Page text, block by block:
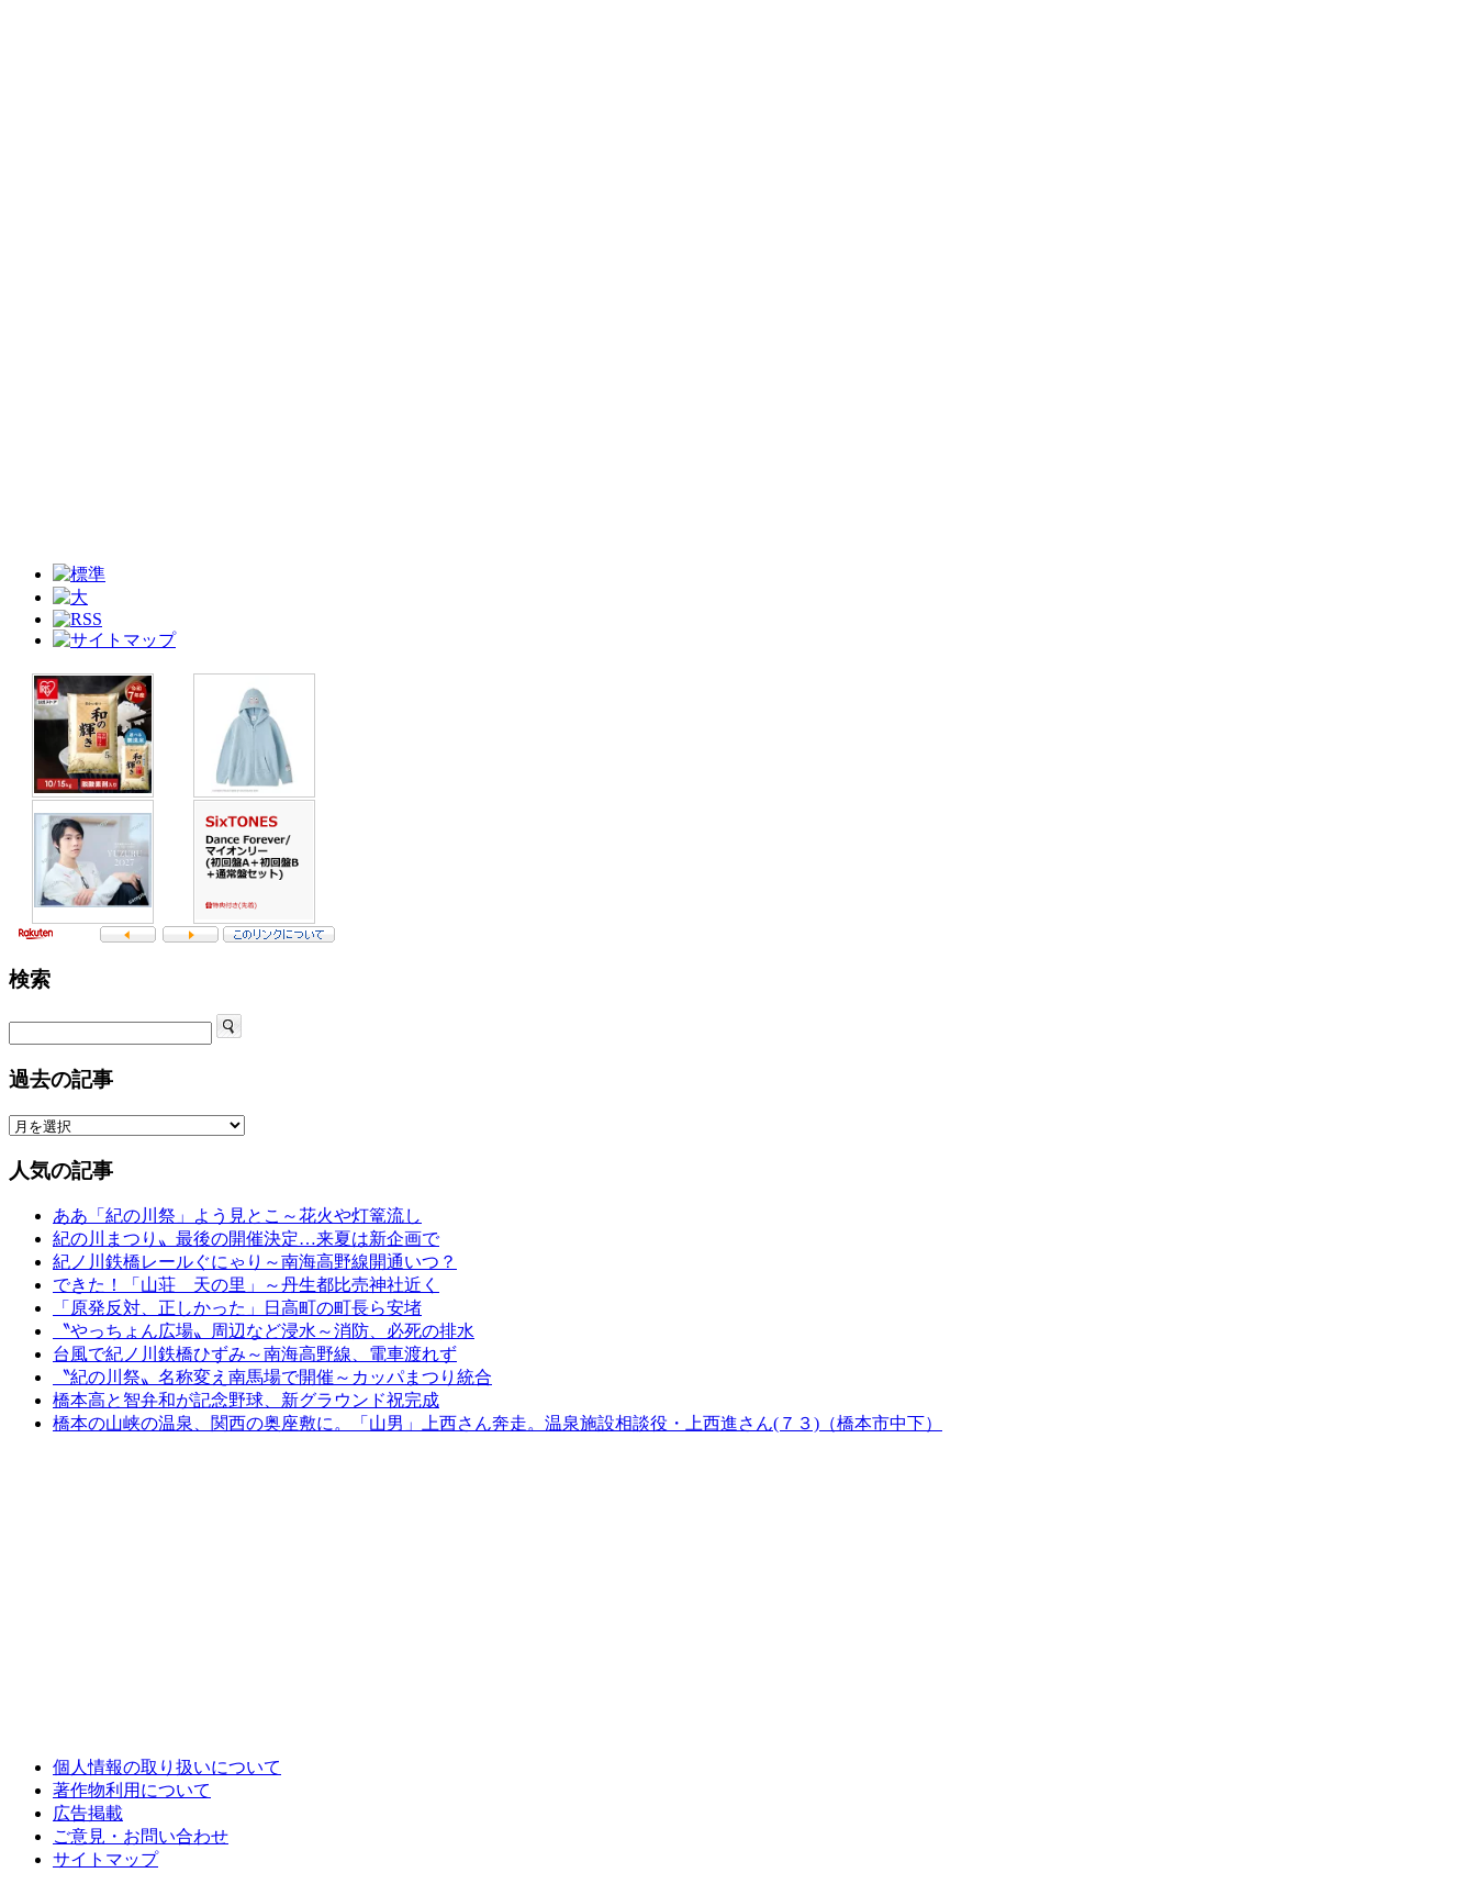
検索
過去の記事
人気の記事
ああ「紀の川祭」よう見とこ～花火や灯篭流し
紀の川まつり〟最後の開催決定…来夏は新企画で
紀ノ川鉄橋レールぐにゃり～南海高野線開通いつ？
できた！「山荘 天の里」～丹生都比売神社近く
「原発反対、正しかった」日高町の町長ら安堵
〝やっちょん広場〟周辺など浸水～消防、必死の排水
台風で紀ノ川鉄橋ひずみ～南海高野線、電車渡れず
〝紀の川祭〟名称変え南馬場で開催～カッパまつり統合
橋本高と智弁和が記念野球、新グラウンド祝完成
橋本の山峡の温泉、関西の奥座敷に。「山男」上西さん奔走。温泉施設相談役・上西進さん(７３)（橋本市中下）
個人情報の取り扱いについて
著作物利用について
広告掲載
ご意見・お問い合わせ
サイトマップ